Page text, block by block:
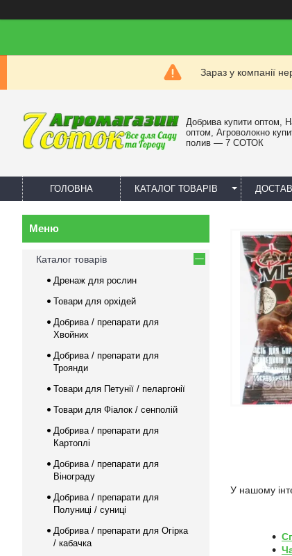
Зараз у компанії
Добрива купити оптом,
оптом, Агроволокно
полив — 7 СОТОК
ГОЛОВНА КАТАЛОГ ТОВАРІВ
У нашому
Каталог товарів
Дренаж для рослин
Товари для орхідей
Добрива / препарати для
Хвойних
Добрива / препарати для
Троянди
Товари для Петунії / пеларгонії
Товари для Фіалок / сенполій
Добрива / препарати для
Картоплі
Добрива / препарати для
Вінограду
Добрива / препарати для
Полуниці / суниці
Добрива / препарати для Огірка
/ кабачка